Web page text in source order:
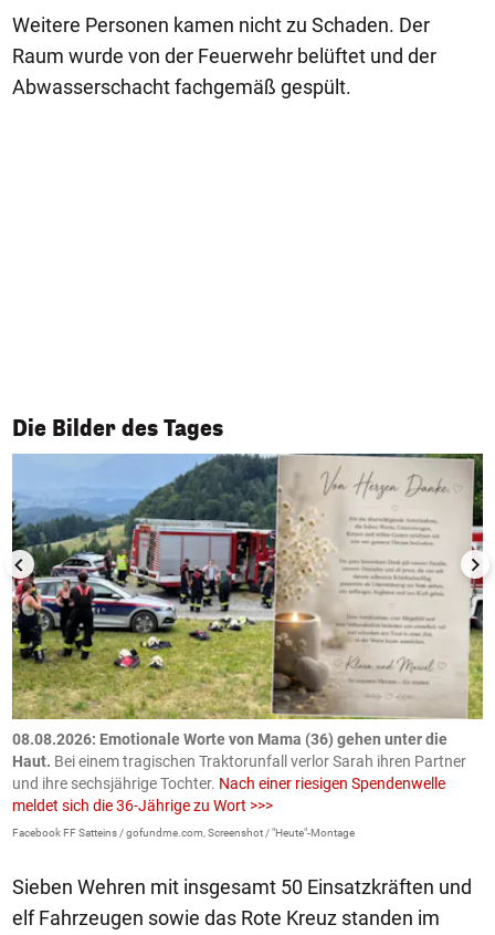
Weitere Personen kamen nicht zu Schaden. Der
Raum wurde von der Feuerwehr belüftet und der
Abwasserschacht fachgemäß gespült.
Die Bilder des Tages
1/50
08.08.2026: Emotionale Worte von Mama (36) gehen unter die
Haut. Bei einem tragischen Traktorunfall verlor Sarah ihren Partner
und ihre sechsjährige Tochter. Nach einer riesigen Spendenwelle
meldet sich die 36-Jährige zu Wort >>>
Facebook FF Satteins / gofundme.com, Screenshot / "Heute"-Montage
Sieben Wehren mit insgesamt 50 Einsatzkräften und
elf Fahrzeugen sowie das Rote Kreuz standen im